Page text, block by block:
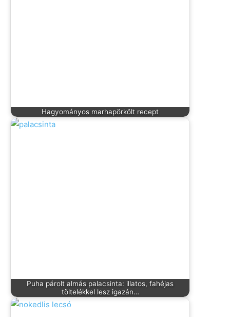
Hagyományos marhapörkölt recept
Puha párolt almás palacsinta: illatos, fahéjas
töltelékkel lesz igazán…